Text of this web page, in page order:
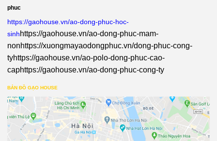
phuc
https://gaohouse.vn/ao-dong-phuc-hoc-
sinhhttps://gaohouse.vn/ao-dong-phuc-mam-
nonhttps://xuongmayaodongphuc.vn/dong-phuc-cong-
tyhttps://gaohouse.vn/ao-polo-dong-phuc-cao-
caphttps://gaohouse.vn/ao-dong-phuc-cong-ty
BẢN ĐỒ GẠO HOUSE